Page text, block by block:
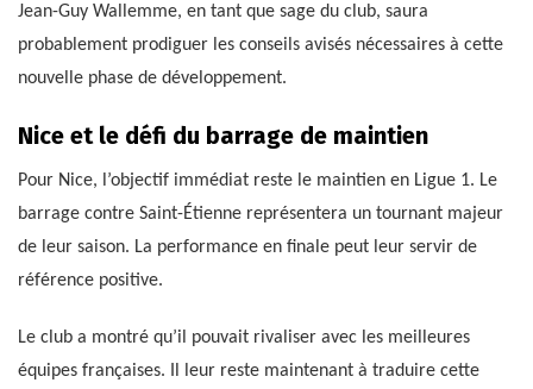
Jean-Guy Wallemme, en tant que sage du club, saura
probablement prodiguer les conseils avisés nécessaires à cette
nouvelle phase de développement.
Nice et le défi du barrage de maintien
Pour Nice, l’objectif immédiat reste le maintien en Ligue 1. Le
barrage contre Saint-Étienne représentera un tournant majeur
de leur saison. La performance en finale peut leur servir de
référence positive.
Le club a montré qu’il pouvait rivaliser avec les meilleures
équipes françaises. Il leur reste maintenant à traduire cette